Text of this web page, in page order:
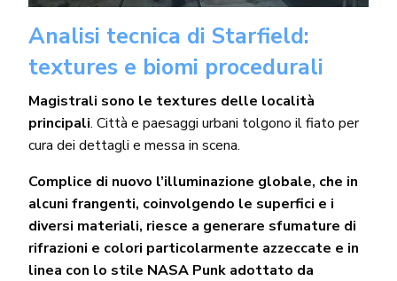
Analisi tecnica di Starfield:
textures e biomi procedurali
Magistrali sono le textures delle località
principali. Città e paesaggi urbani tolgono il fiato per
cura dei dettagli e messa in scena.
Complice di nuovo l’illuminazione globale, che in
alcuni frangenti, coinvolgendo le superfici e i
diversi materiali, riesce a generare sfumature di
rifrazioni e colori particolarmente azzeccate e in
linea con lo stile NASA Punk adottato da